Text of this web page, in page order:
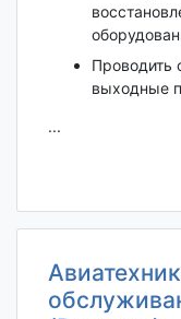
Проводить
выходные
...